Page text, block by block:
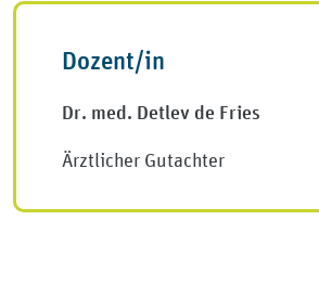
Dozent/in
Dr. med. Detlev de Fries
Ärztlicher Gutachter